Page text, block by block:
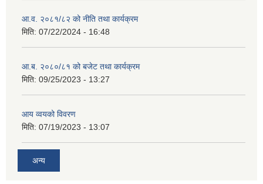
आ.व. २०८१/८२ को नीति तथा कार्यक्रम
मिति: 07/22/2024 - 16:48
आ.ब. २०८०/८१ को बजेट तथा कार्यक्रम
मिति: 09/25/2023 - 13:27
आय व्वयको विवरण
मिति: 07/19/2023 - 13:07
अन्य